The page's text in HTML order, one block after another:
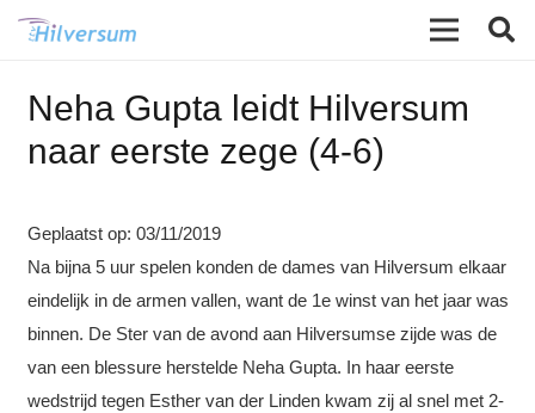
Neha Gupta leidt Hilversum
naar eerste zege (4-6)
Geplaatst op: 03/11/2019
Na bijna 5 uur spelen konden de dames van Hilversum elkaar
eindelijk in de armen vallen, want de 1e winst van het jaar was
binnen. De Ster van de avond aan Hilversumse zijde was de
van een blessure herstelde Neha Gupta. In haar eerste
wedstrijd tegen Esther van der Linden kwam zij al snel met 2-